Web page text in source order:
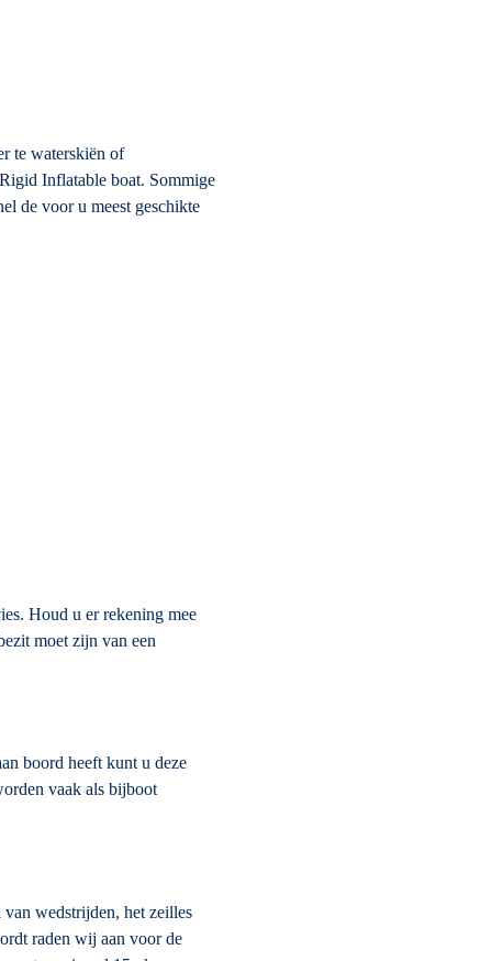
te waterskiën of
Inflatable boat. Sommige
de voor u meest geschikte
Houd u er rekening mee
moet zijn van een
boord heeft kunt u deze
vaak als bijboot
van wedstrijden, het zeilles
raden wij aan voor de